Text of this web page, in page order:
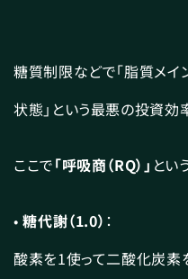
糖質制限などで「脂質メイ
状態」という最悪の投資効
ここで「呼吸商（RQ）」 とい
•糖代謝（1.0） ：
酸素を1使って二酸化炭素